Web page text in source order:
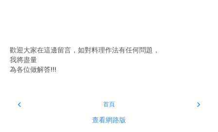
歡迎大家在這邊留言，如對料理作法有任何問題，
我將盡量
為各位做解答!!!
‹ ›
首頁
查看網路版